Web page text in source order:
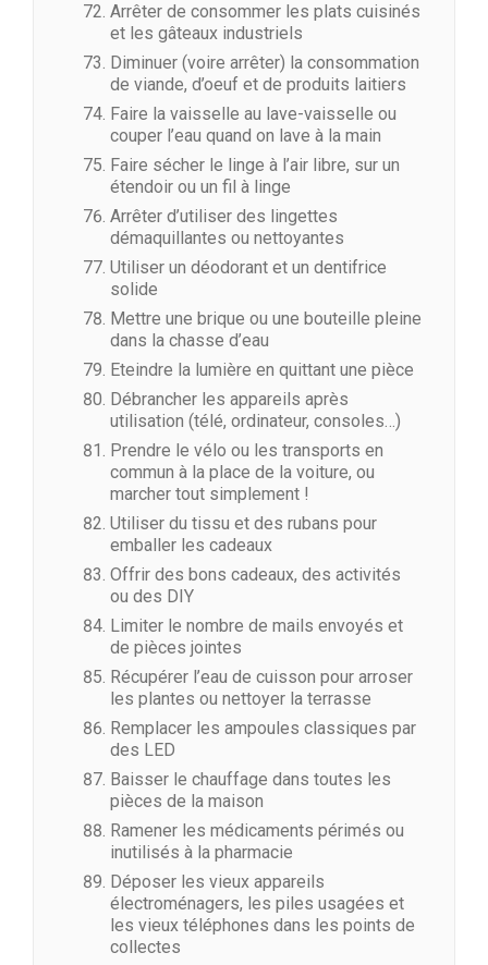
Arrêter de consommer les plats cuisinés
et les gâteaux industriels
Diminuer (voire arrêter) la consommation
de viande, d’oeuf et de produits laitiers
Faire la vaisselle au lave-vaisselle ou
couper l’eau quand on lave à la main
Faire sécher le linge à l’air libre, sur un
étendoir ou un fil à linge
Arrêter d’utiliser des lingettes
démaquillantes ou nettoyantes
Utiliser un déodorant et un dentifrice
solide
Mettre une brique ou une bouteille pleine
dans la chasse d’eau
Eteindre la lumière en quittant une pièce
Débrancher les appareils après
utilisation (télé, ordinateur, consoles…)
Prendre le vélo ou les transports en
commun à la place de la voiture, ou
marcher tout simplement !
Utiliser du tissu et des rubans pour
emballer les cadeaux
Offrir des bons cadeaux, des activités
ou des DIY
Limiter le nombre de mails envoyés et
de pièces jointes
Récupérer l’eau de cuisson pour arroser
les plantes ou nettoyer la terrasse
Remplacer les ampoules classiques par
des LED
Baisser le chauffage dans toutes les
pièces de la maison
Ramener les médicaments périmés ou
inutilisés à la pharmacie
Déposer les vieux appareils
électroménagers, les piles usagées et
les vieux téléphones dans les points de
collectes